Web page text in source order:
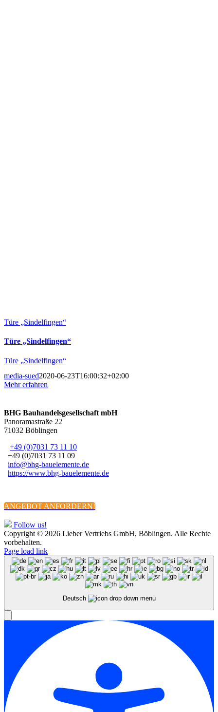
Türe „Sindelfingen“
Türe „Sindelfingen“
Türe „Sindelfingen“
media-sued2020-06-23T16:00:32+02:00
Mehr erfahren
BHG Bauhandelsgesellschaft mbH
Panoramastraße 22
71032 Böblingen
+49 (0)7031 73 11 10
+49 (0)7031 73 11 09
info@bhg-bauelemente.de
https://www.bhg-bauelemente.de
ANGEBOT ANFORDERN!
Follow us!
Copyright © 2026 Lieber Vertriebs GmbH, Böblingen. Alle Rechte
vorbehalten.
Page load link
Deutsch